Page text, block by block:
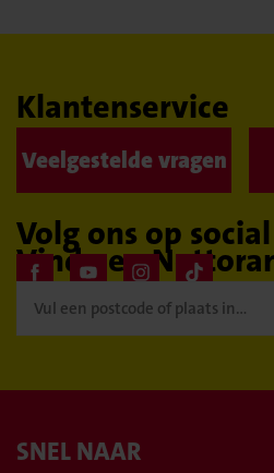
Klantenservice
Veelgestelde vragen
Volg ons op
Vind een
SNEL NAAR